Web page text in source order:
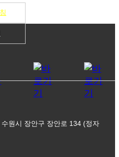
원시 장안구 장안로 134 (정자